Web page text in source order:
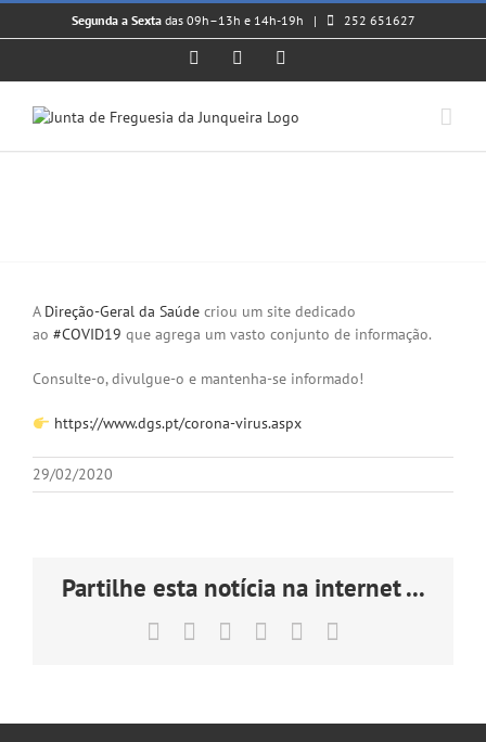
Skip
Segunda a Sextadas 09h–13h e 14h-19h | 252 651627
FacebookInstagram
A Direção-Geral da Saúde criou um site dedicado
ao #COVID19 que agrega um vasto conjunto de informação.
Consulte-o, divulgue-o e mantenha-se informado!
https://www.dgs.pt/corona-virus.aspx
29/02/2020
Partilhe esta notícia na internet ...
Facebook LinkedInTumblrPinterest
publicado)